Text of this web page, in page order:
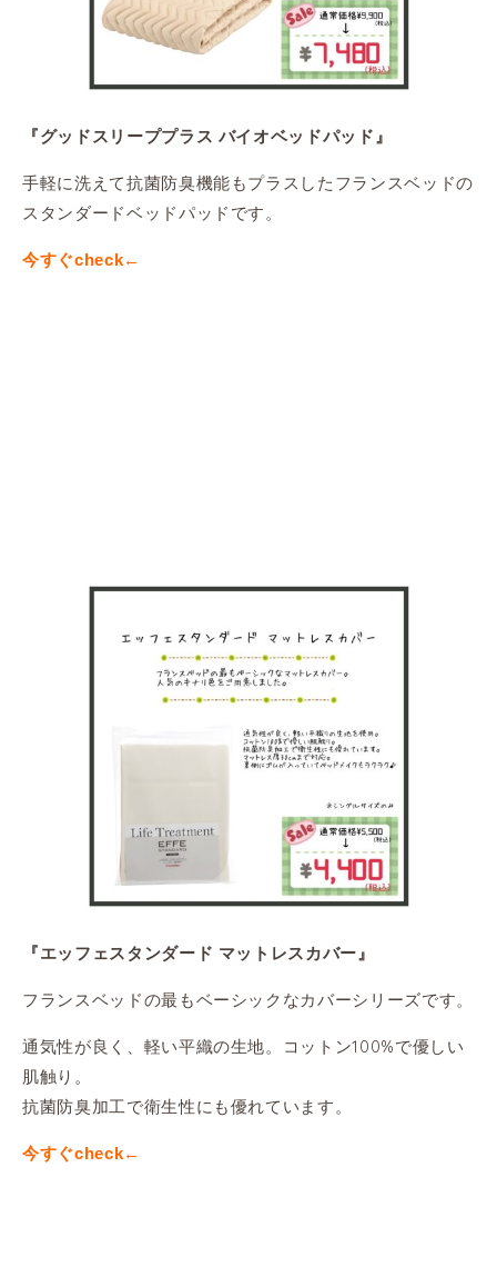
『グッドスリーププラス バイオベッドパッド』
手軽に洗えて抗菌防臭機能もプラスしたフランスベッドの
スタンダードベッドパッドです。
今すぐcheck←
『エッフェスタンダード マットレスカバー』
フランスベッドの最もベーシックなカバーシリーズです。
通気性が良く、軽い平織の生地。コットン100%で優しい
肌触り。
抗菌防臭加工で衛生性にも優れています。
今すぐcheck←